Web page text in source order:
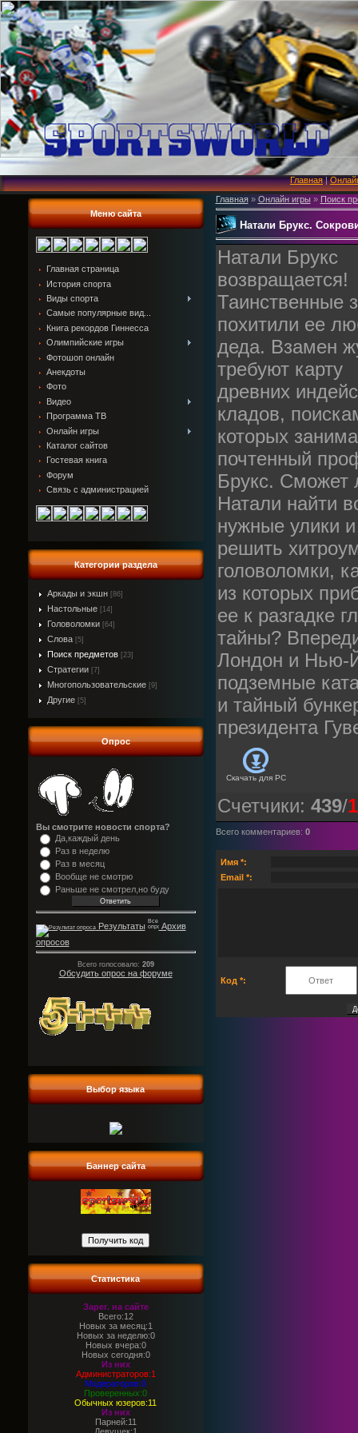
Главная|
Меню сайта
Главная страница
История спорта
Виды спорта
Самые популярные вид...
Книга рекордов Гиннесса
Олимпийские игры
Фотошоп онлайн
Анекдоты
Фото
Видео
Программа ТВ
Онлайн игры
Каталог сайтов
Гостевая книга
Форум
Связь с администрацией
Категории раздела
Аркады и экшн [86]
Настольные [14]
Головоломки [64]
Слова [5]
Поиск предметов [23]
Стратегии [7]
Многопользовательские [9]
Другие [5]
Опрос
Вы смотрите новости спорта?
Да,каждый день
Раз в неделю
Раз в месяц
Вообще не смотрю
Раньше не смотрел,но буду
Результаты
Архив
опросов
Всего голосовало: 209
Обсудить опрос на форуме
Выбор языка
Баннер сайта
Статистика
Зарег. на сайте
Всего:12
Новых за месяц:1
Новых за неделю:0
Новых вчера:0
Новых сегодня:0
Из них
Администраторов:1
Модераторов:0
Проверенных:0
Обычных юзеров:11
Из них
Парней:11
Главная» Онлайн игры» Поиск
Натали Брукс.
Натали Брукс
возвращается!
Таинственные
похитили ее
деда. Взамен
требуют карту
древних
кладов,
которых
почтенный
Брукс. Сможет
Натали найти
нужные улики и
решить
головоломки,
из которых
ее к разгадке
тайны?
Лондон и Нью-
подземные
и тайный
президента
Скачать дляPC
Счетчики: 439/
Всего комментариев: 0
Имя *:
Email *:
Код *: